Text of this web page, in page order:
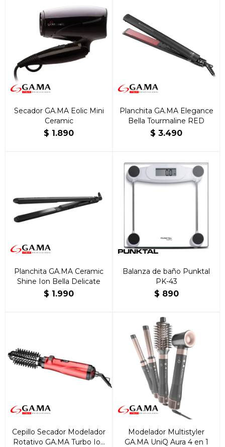
Secador GA.MA Eolic Mini
Ceramic
$ 1.890
Planchita GA.MA Elegance
Bella Tourmaline RED
$ 3.490
Planchita GA.MA Ceramic
Shine Ion Bella Delicate
$ 1.990
Balanza de baño Punktal
PK-43
$ 890
Cepillo Secador Modelador
Rotativo GA.MA Turbo Ion
Modelador Multistyler
GA.MA UniQ Aura 4 en 1